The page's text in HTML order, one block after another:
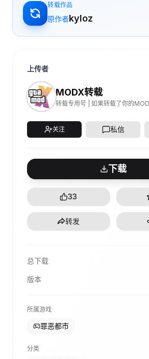
转载作品
原作者kyloz
上传者
MODX转载
转载专用号 | 如果转载了你的
关注 私信
下载
33
转发
总下载
版本
所属游戏
罪恶都市
分类